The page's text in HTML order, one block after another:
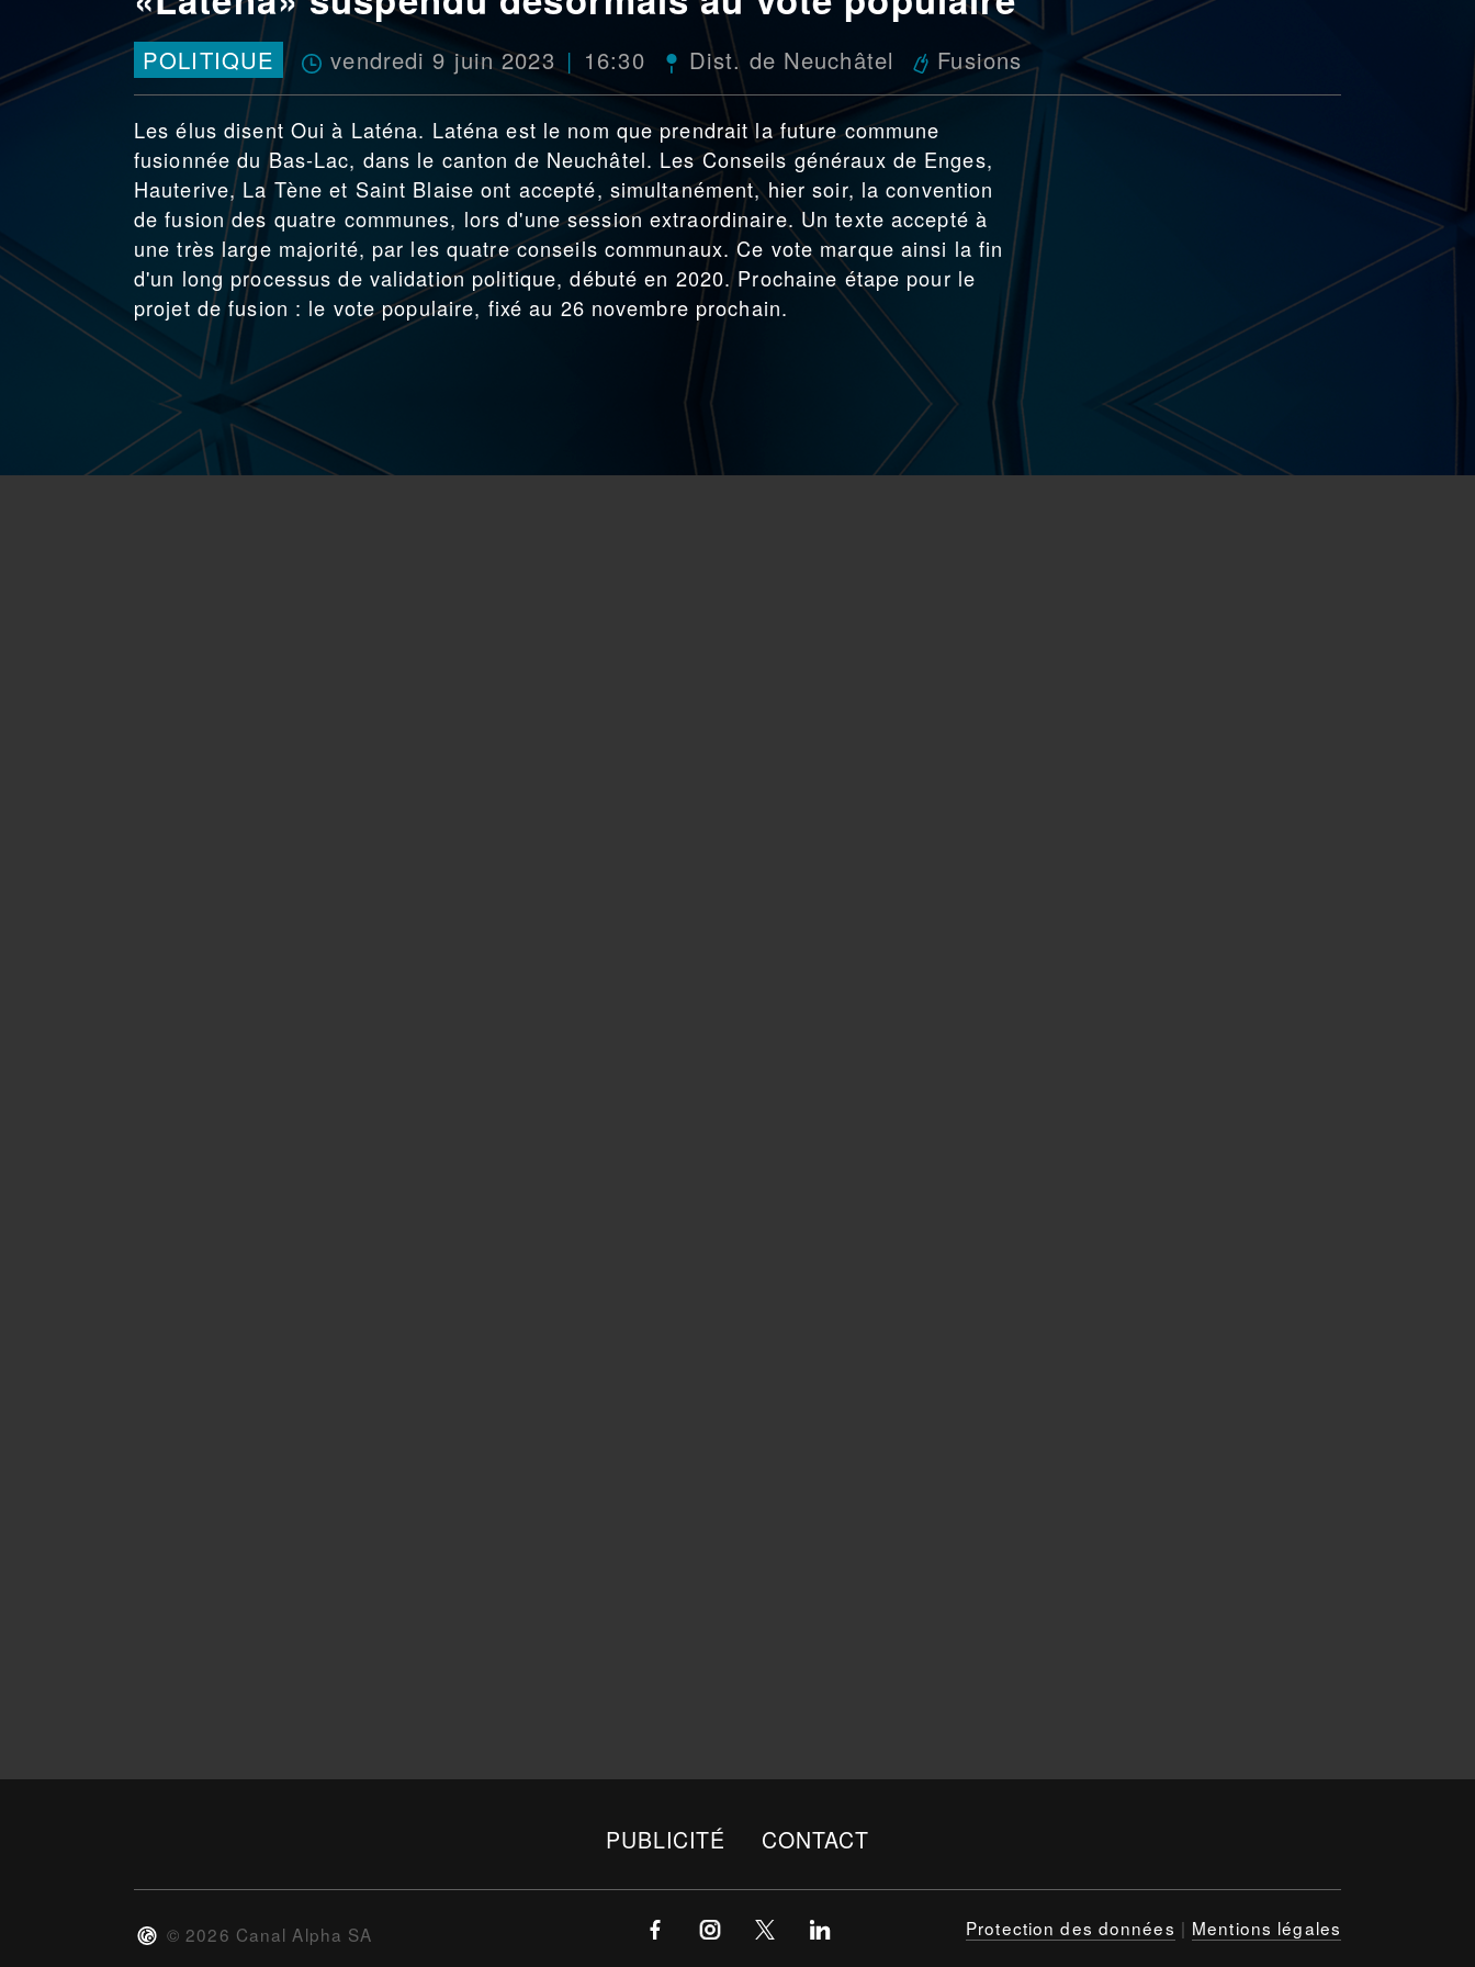
POLITIQUE vendredi 9 juin 2023 16:30 Dist. de Neuchâtel Fusions
Les élus disent Oui à Laténa. Laténa est le nom que prendrait la future commune
fusionnée du Bas-Lac, dans le canton de Neuchâtel. Les Conseils généraux de Enges,
Hauterive, La Tène et Saint Blaise ont accepté, simultanément, hier soir, la convention
de fusion des quatre communes, lors d'une session extraordinaire. Un texte accepté à
une très large majorité, par les quatre conseils communaux. Ce vote marque ainsi la fin
d'un long processus de validation politique, débuté en 2020. Prochaine étape pour le
projet de fusion : le vote populaire, fixé au 26 novembre prochain.
PUBLICITÉ CONTACT
© 2026 Canal Alpha SA Protection des données | Mentions légales